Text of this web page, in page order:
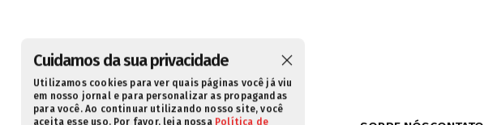
Cuidamos da sua privacidade
Utilizamos cookies para ver quais páginas você já viu
em nosso jornal e para personalizar as propagandas
para você. Ao continuar utilizando nosso site, você
aceita esse uso. Por favor, leia nossa Política de